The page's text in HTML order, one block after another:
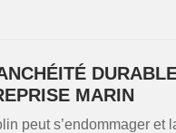
MARIN
peut s’endommager et